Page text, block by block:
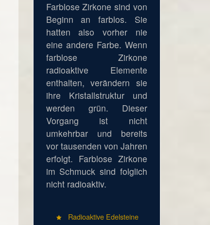
Farblose Zirkone sind von
Beginn an farblos. Sie
hatten also vorher nie
eine andere Farbe. Wenn
farblose Zirkone
radioaktive Elemente
enthalten, verändern sie
ihre Kristallstruktur und
werden grün. Dieser
Vorgang ist nicht
umkehrbar und bereits
vor tausenden von Jahren
erfolgt. Farblose Zirkone
im Schmuck sind folglich
nicht radioaktiv.
Radioaktive Edelsteine